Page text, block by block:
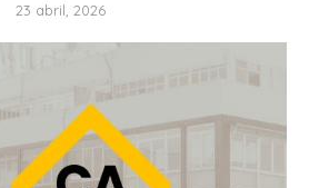
23 abril, 2026